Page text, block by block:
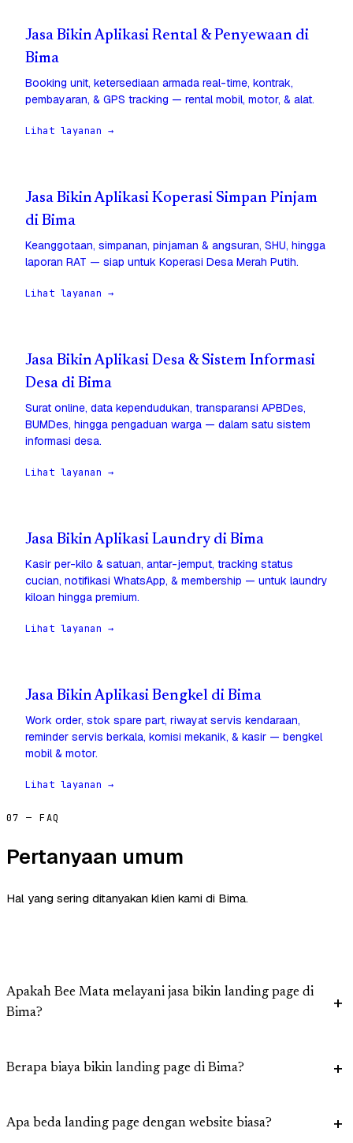
Jasa Bikin Aplikasi Rental & Penyewaan di
Bima
Booking unit, ketersediaan armada real-time, kontrak,
pembayaran, & GPS tracking — rental mobil, motor, & alat.
Lihat layanan →
Jasa Bikin Aplikasi Koperasi Simpan Pinjam
di Bima
Keanggotaan, simpanan, pinjaman & angsuran, SHU, hingga
laporan RAT — siap untuk Koperasi Desa Merah Putih.
Lihat layanan →
Jasa Bikin Aplikasi Desa & Sistem Informasi
Desa di Bima
Surat online, data kependudukan, transparansi APBDes,
BUMDes, hingga pengaduan warga — dalam satu sistem
informasi desa.
Lihat layanan →
Jasa Bikin Aplikasi Laundry di Bima
Kasir per-kilo & satuan, antar-jemput, tracking status
cucian, notifikasi WhatsApp, & membership — untuk laundry
kiloan hingga premium.
Lihat layanan →
Jasa Bikin Aplikasi Bengkel di Bima
Work order, stok spare part, riwayat servis kendaraan,
reminder servis berkala, komisi mekanik, & kasir — bengkel
mobil & motor.
Lihat layanan →
07 — FAQ
Pertanyaan umum
Hal yang sering ditanyakan klien kami di Bima.
Apakah Bee Mata melayani jasa bikin landing page di
Bima?
Berapa biaya bikin landing page di Bima?
Apa beda landing page dengan website biasa?